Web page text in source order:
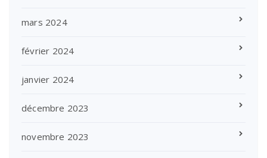
mars 2024
février 2024
janvier 2024
décembre 2023
novembre 2023